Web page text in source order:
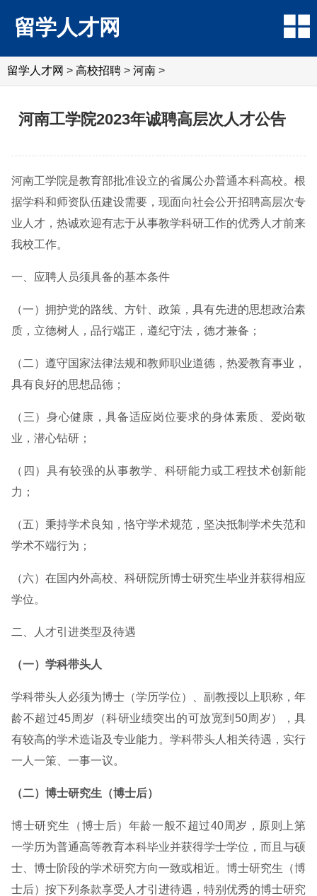
留学人才网
留学人才网 > 高校招聘 > 河南 >
河南工学院2023年诚聘高层次人才公告
河南工学院是教育部批准设立的省属公办普通本科高校。根
据学科和师资队伍建设需要，现面向社会公开招聘高层次专
业人才，热诚欢迎有志于从事教学科研工作的优秀人才前来
我校工作。
一、应聘人员须具备的基本条件
（一）拥护党的路线、方针、政策，具有先进的思想政治素
质，立德树人，品行端正，遵纪守法，德才兼备；
（二）遵守国家法律法规和教师职业道德，热爱教育事业，
具有良好的思想品德；
（三）身心健康，具备适应岗位要求的身体素质、爱岗敬
业，潜心钻研；
（四）具有较强的从事教学、科研能力或工程技术创新能
力；
（五）秉持学术良知，恪守学术规范，坚决抵制学术失范和
学术不端行为；
（六）在国内外高校、科研院所博士研究生毕业并获得相应
学位。
二、人才引进类型及待遇
（一）学科带头人
学科带头人必须为博士（学历学位）、副教授以上职称，年
龄不超过45周岁（科研业绩突出的可放宽到50周岁），具
有较高的学术造诣及专业能力。学科带头人相关待遇，实行
一人一策、一事一议。
（二）博士研究生（博士后）
博士研究生（博士后）年龄一般不超过40周岁，原则上第
一学历为普通高等教育本科毕业并获得学士学位，而且与硕
士、博士阶段的学术研究方向一致或相近。博士研究生（博
士后）按下列条款享受人才引进待遇，特别优秀的博士研究